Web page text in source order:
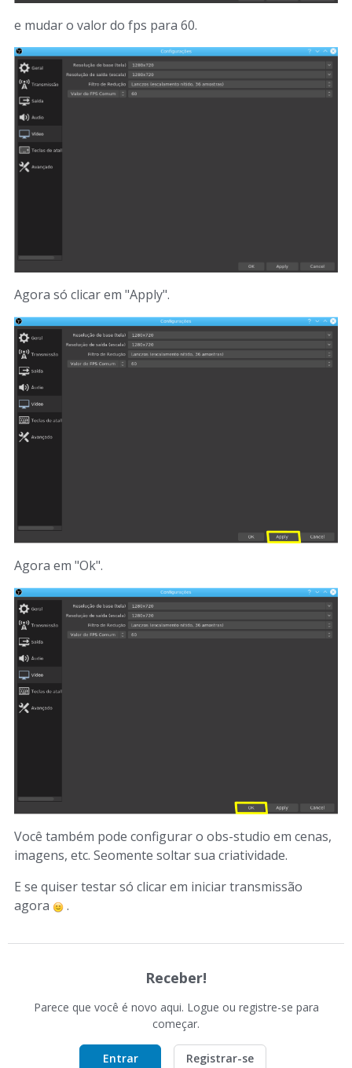
e mudar o valor do fps para 60.
Agora só clicar em "Apply".
Agora em "Ok".
Você também pode configurar o obs-studio em cenas,
imagens, etc. Seomente soltar sua criatividade.
E se quiser testar só clicar em iniciar transmissão
agora
.
Receber!
Parece que você é novo aqui. Logue ou registre-se para
começar.
Entrar Registrar-se